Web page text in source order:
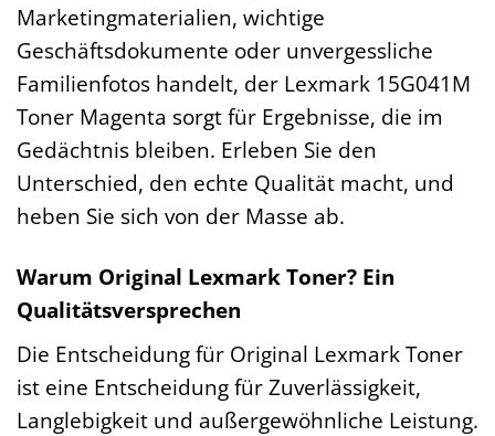
Marketingmaterialien, wichtige
Geschäftsdokumente oder unvergessliche
Familienfotos handelt, der Lexmark 15G041M
Toner Magenta sorgt für Ergebnisse, die im
Gedächtnis bleiben. Erleben Sie den
Unterschied, den echte Qualität macht, und
heben Sie sich von der Masse ab.
Warum Original Lexmark Toner? Ein
Qualitätsversprechen
Die Entscheidung für Original Lexmark Toner
ist eine Entscheidung für Zuverlässigkeit,
Langlebigkeit und außergewöhnliche Leistung.